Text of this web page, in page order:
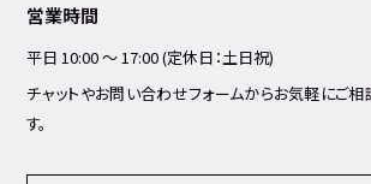
営業時間
平日 10:00 ～ 17:00 (定休日：土日祝)
チャットやお問い合わせフォームからお気軽にご
す。